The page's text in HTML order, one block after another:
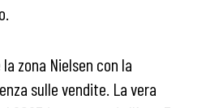
zona Nielsen con la
sulle vendite. La vera